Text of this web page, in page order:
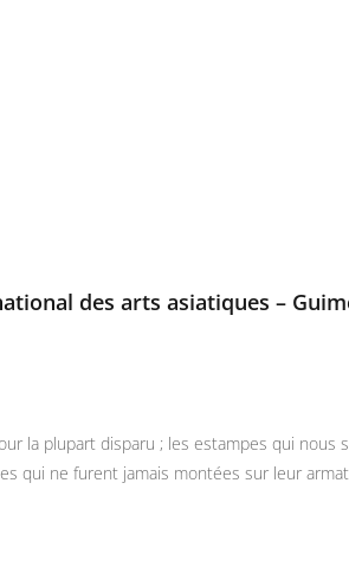
des arts asiatiques –
la plupart disparu ; les estampes qui nous
qui ne furent jamais montées sur leur